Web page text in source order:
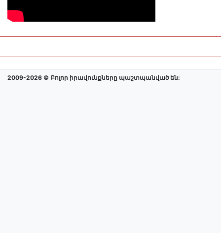
2009-2026 © Բոլոր իրավունքները պաշտպանված են: